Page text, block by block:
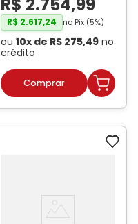
R$ 2.617,24 no Pix (5%)
ou 10x de R$ 275,49 no
crédito